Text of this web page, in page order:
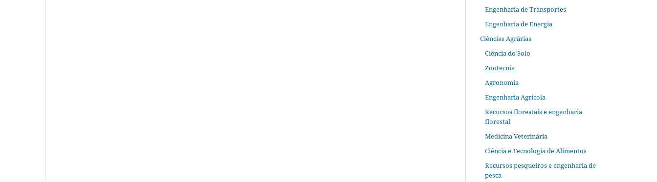
Engenharia de Transportes
Engenharia de Energia
Ciências Agrárias
Ciência do Solo
Zootecnia
Agronomia
Engenharia Agrícola
Recursos florestais e engenharia
florestal
Medicina Veterinária
Ciência e Tecnologia de Alimentos
Recursos pesqueiros e engenharia de
pesca